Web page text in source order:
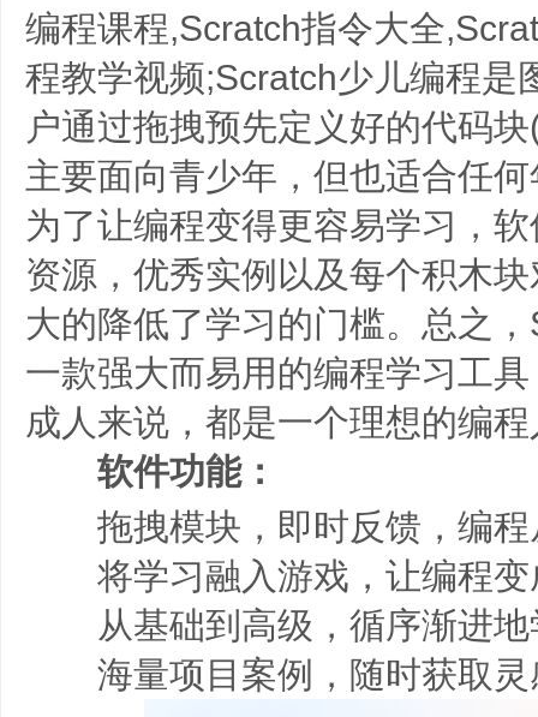
编程课程,Scratch指令大全
程教学视频;Scratch少儿编程是
户通过拖拽预先定义好的代码
主要面向青少年，但也适合任
为了让编程变得更容易学习，
资源，优秀实例以及每个积木
大的降低了学习的门槛。总之
一款强大而易用的编程学习工
成人来说，都是一个理想的编
软件功能：
拖拽模块，即时反馈，编程
将学习融入游戏，让编程变
从基础到高级，循序渐进地
海量项目案例，随时获取灵